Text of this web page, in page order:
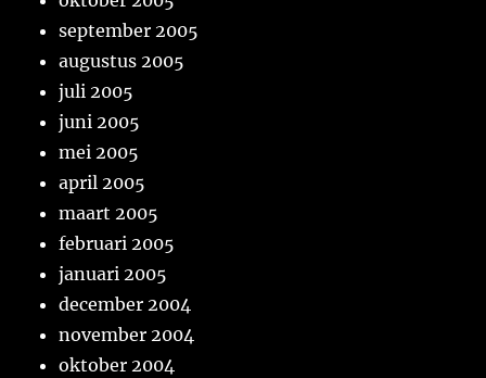
september 2005
augustus 2005
juli 2005
juni 2005
mei 2005
april 2005
maart 2005
februari 2005
januari 2005
december 2004
november 2004
oktober 2004